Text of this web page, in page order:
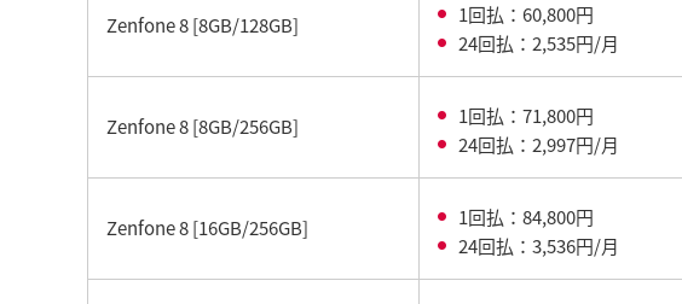
Zenfone 8 [8GB/128GB]
1回払：60,800円
24回払：2,535円/月
Zenfone 8 [8GB/256GB]
1回払：71,800円
24回払：2,997円/月
Zenfone 8 [16GB/256GB]
1回払：84,800円
24回払：3,536円/月